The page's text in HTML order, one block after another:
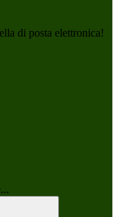
di posta elettronica!